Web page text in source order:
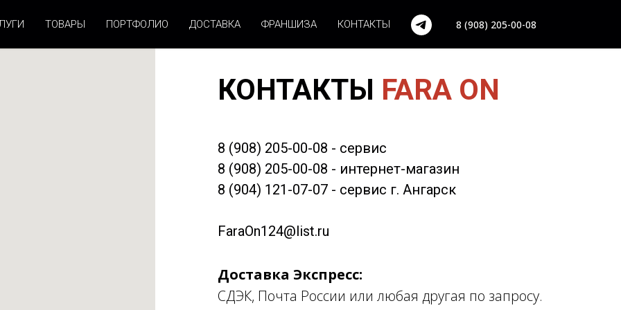
ТОВАРЫ ПОРТФОЛИО ДОСТАВКА ФРАНШИЗА КОНТАКТЫ 8 (908) 205-00-08
КОНТАКТЫ FARA ON
8 (908) 205-00-08 - сервис
8 (908) 205-00-08 - интернет-магазин
8 (904) 121-07-07 - сервис г. Ангарск
FaraOn124@list.ru
Доставка Экспресс:
СДЭК, Почта России или любая другая по запросу.